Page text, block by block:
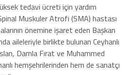
tedavi ücreti için yardım
Muskuler Atrofi (SMA) hastası
önemine işaret eden Başkan
aileleriyle birlikte bulunan Ceyhanlı
Damla Fırat ve Muhammed
hemşehrilerinden hem de sanatçı